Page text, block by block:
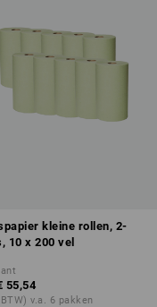
kleine rollen, 2-
10 x 200 vel
55,54
v.a. 6 pakken